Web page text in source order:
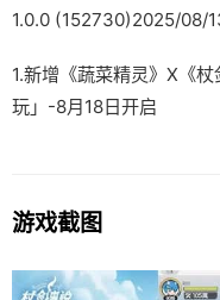
1.0.0 (152730)2025/08/
1.新增《蔬菜精灵》X《
玩」-8月18日开启
游戏截图